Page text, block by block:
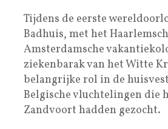
Tijdens de eerste
Badhuis, met het
Amsterdamsche
ziekenbarak van het Witte
belangrijke rol in de
Belgische vluchtelingen die
Zandvoort hadden gezocht.